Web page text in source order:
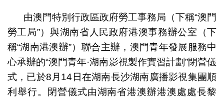
由澳門特別行政區政府勞工事務局（下稱“澳門
勞工局”）與湖南省人民政府港澳事務辦公室（下
稱“湖南港澳辦”）聯合主辦，澳門青年發展服務中
心承辦的“澳門青年·湖南影視製作實習計劃”閉營儀
式，已於8月14日在湖南長沙湖南廣播影視集團順
利舉行。閉營儀式由湖南省港澳辦港澳處處長黎